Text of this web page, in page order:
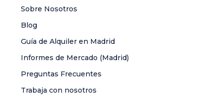
Sobre Nosotros
Blog
Guía de Alquiler en Madrid
Informes de Mercado (Madrid)
Preguntas Frecuentes
Trabaja con nosotros